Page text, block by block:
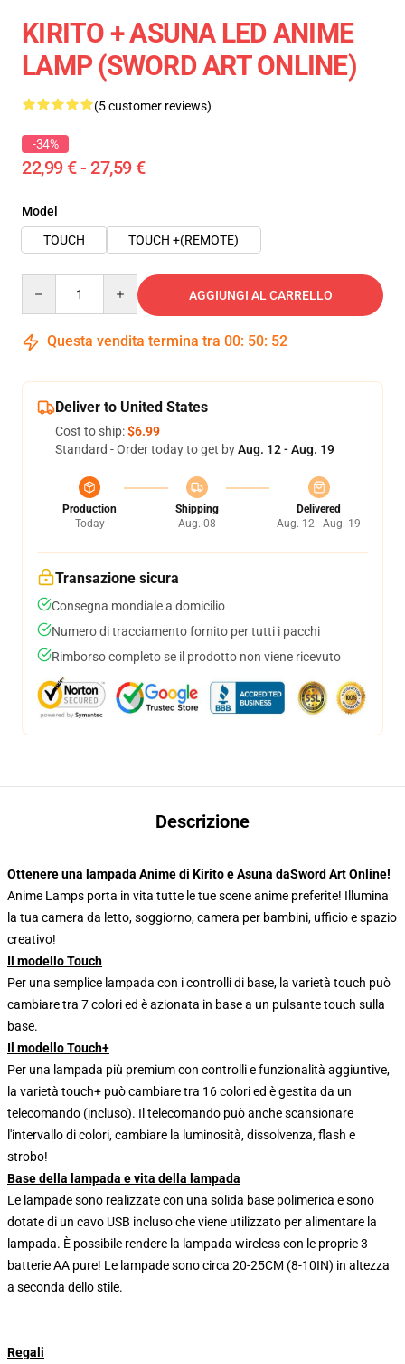
KIRITO + ASUNA LED ANIME
LAMP (SWORD ART ONLINE)
(5 customer reviews)
-34%
22,99 € - 27,59 €
Model
TOUCH
TOUCH +(REMOTE)
AGGIUNGI AL CARRELLO
Questa vendita termina tra 00: 50: 52
Deliver to United States
Cost to ship:$6.99
Standard - Order today to get byAug. 12 - Aug. 19
Production
Today
Shipping
Aug. 08
Delivered
Aug. 12 - Aug. 19
Transazione sicura
Consegna mondiale a domicilio
Numero di tracciamento fornito per tutti i pacchi
Rimborso completo se il prodotto non viene ricevuto
Descrizione
Ottenere una lampada Anime di Kirito e Asuna daSword Art Online!
Anime Lamps porta in vita tutte le tue scene anime preferite! Illumina
la tua camera da letto, soggiorno, camera per bambini, ufficio e spazio
creativo!
Il modello Touch
Per una semplice lampada con i controlli di base, la varietà touch può
cambiare tra 7 colori ed è azionata in base a un pulsante touch sulla
base.
Il modello Touch+
Per una lampada più premium con controlli e funzionalità aggiuntive,
la varietà touch+ può cambiare tra 16 colori ed è gestita da un
telecomando (incluso). Il telecomando può anche scansionare
l'intervallo di colori, cambiare la luminosità, dissolvenza, flash e
strobo!
Base della lampada e vita della lampada
Le lampade sono realizzate con una solida base polimerica e sono
dotate di un cavo USB incluso che viene utilizzato per alimentare la
lampada. È possibile rendere la lampada wireless con le proprie 3
batterie AA pure! Le lampade sono circa 20-25CM (8-10IN) in altezza
a seconda dello stile.
Regali